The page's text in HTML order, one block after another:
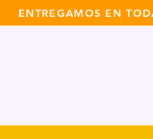
ENTREGAMOS EN